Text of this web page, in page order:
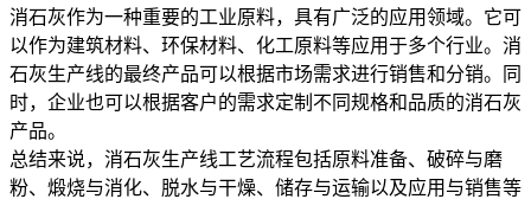
消石灰作为一种重要的工业原料，具有广泛的应用领域。它可
以作为建筑材料、环保材料、化工原料等应用于多个行业。消
石灰生产线的最终产品可以根据市场需求进行销售和分销。同
时，企业也可以根据客户的需求定制不同规格和品质的消石灰
产品。
总结来说，消石灰生产线工艺流程包括原料准备、破碎与磨
粉、煅烧与消化、脱水与干燥、储存与运输以及应用与销售等